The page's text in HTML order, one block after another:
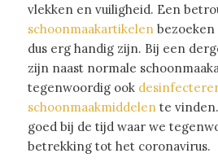
vlekken en vuiligheid. Een
schoonmaakartikelen
dus erg handig zijn. Bij een
zijn naast normale
tegenwoordig ook
schoonmaakmiddelen te
goed bij de tijd waar we
betrekking tot het coronavirus.